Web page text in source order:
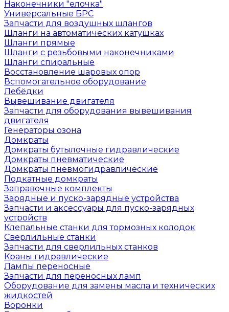
Наконечники "елочка"
Универсальные БРС
Запчасти для воздушных шлангов
Шланги на автоматических катушках
Шланги прямые
Шланги с резьбовыми наконечниками
Шланги спиральные
Восстановление шаровых опор
Вспомогательное оборудование
Лебёдки
Вывешивание двигателя
Запчасти для оборудования вывешивания
двигателя
Генераторы озона
Домкраты
Домкраты бутылочные гидравлические
Домкраты пневматические
Домкраты пневмогидравлические
Подкатные домкраты
Заправочные комплекты
Зарядные и пуско-зарядные устройства
Запчасти и аксессуары для пуско-зарядных
устройств
Клепальные станки для тормозных колодок
Сверлильные станки
Запчасти для сверлильных станков
Краны гидравлические
Лампы переносные
Запчасти для переносных ламп
Оборудование для замены масла и технических
жидкостей
Воронки